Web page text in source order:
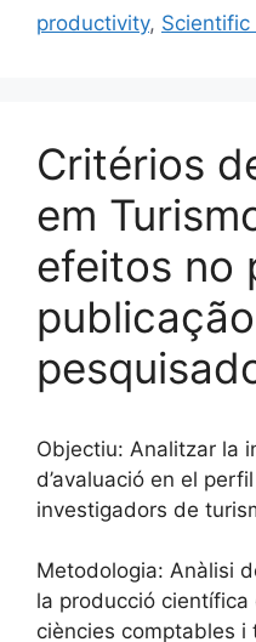
productivity, Scientific
Critérios
em
efeitos no
Objectiu: Analitzar la
d’avaluació en el
investigadors de
Metodologia: Anàlisi
la producció científica
ciències comptables i